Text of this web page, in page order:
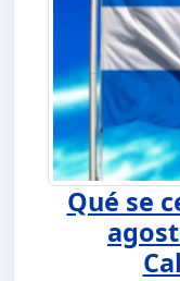
Qué se